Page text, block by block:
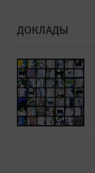
ДОКЛАДЫ